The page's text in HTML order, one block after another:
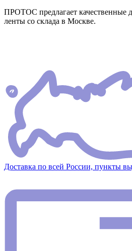
ПРОТОС предлагает качественные
ленты со склада в Москве.
Доставка по всей России, пункты